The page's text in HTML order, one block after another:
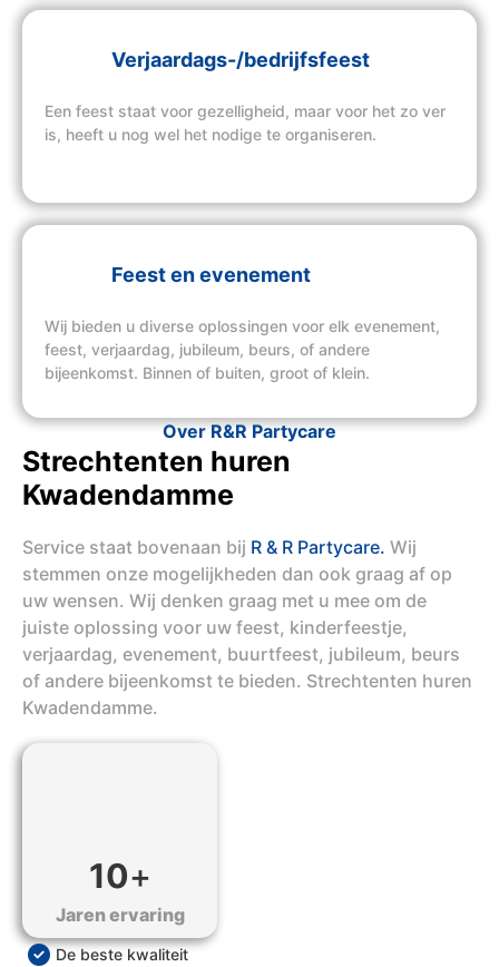
Verjaardags-/bedrijfsfeest
Een feest staat voor gezelligheid, maar voor het zo ver
is, heeft u nog wel het nodige te organiseren.
Feest en evenement
Wij bieden u diverse oplossingen voor elk evenement,
feest, verjaardag, jubileum, beurs, of andere
bijeenkomst. Binnen of buiten, groot of klein.
Over R&R Partycare
Strechtenten huren
Kwadendamme
Service staat bovenaan bij R & R Partycare. Wij
stemmen onze mogelijkheden dan ook graag af op
uw wensen. Wij denken graag met u mee om de
juiste oplossing voor uw feest, kinderfeestje,
verjaardag, evenement, buurtfeest, jubileum, beurs
of andere bijeenkomst te bieden. Strechtenten huren
Kwadendamme.
10+
Jaren ervaring
De beste kwaliteit